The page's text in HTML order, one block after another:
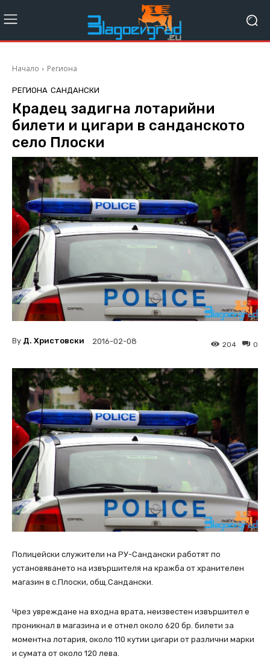
Начало Региона
РЕГИОНА САНДАНСКИ
Крадец задигна лотарийни
билети и цигари в санданското
село Плоски
By Д. Христовски 2016-02-08 0
204
Полицейски служители на РУ-Сандански работят по
установяването на извършителя на кражба от хранителен
магазин в с.Плоски, общ.Сандански.
Чрез увреждане на входна врата, неизвестен извършител е
проникнал в магазина и е отнел около 620 бр. билети за
моментна лотария, около 110 кутии цигари от различни марки
и сумата от около 120 лева.